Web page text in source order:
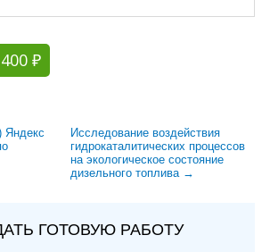
₽
Исследование воздействия
гидрокаталитических процессов
на экологическое состояние
дизельного топлива →
ГОТОВУЮ РАБОТУ